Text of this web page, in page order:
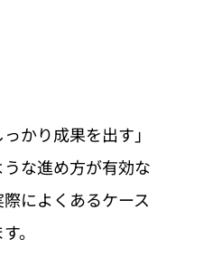
かり成果を出す」
な進め方が有効な
によくあるケース
。